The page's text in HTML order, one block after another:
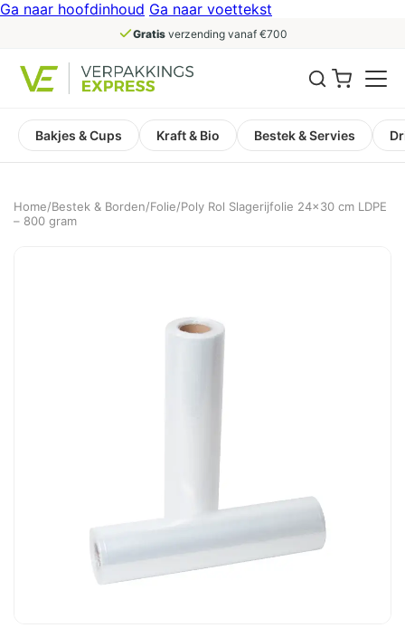
Ga naar hoofdinhoud Ga naar voettekst
Gratisverzending vanaf €700
Bakjes & Cups Kraft & Bio Bestek & Servies
Home/Bestek & Borden/Folie/Poly Rol Slagerijfolie 24×30 cm LDPE
– 800 gram